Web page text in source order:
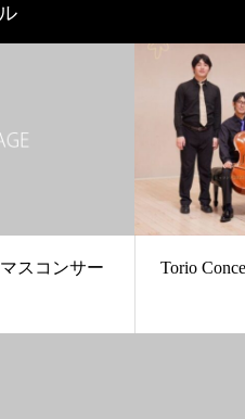
スコンサー
Torio